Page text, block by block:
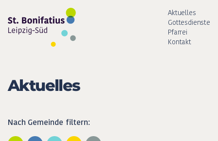
Aktuelles
Gottesdienste
Pfarrei
Kontakt
Aktuelles
Nach Gemeinde filtern: